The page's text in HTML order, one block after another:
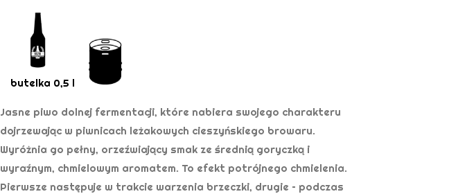
butelka 0,5 l
Jasne piwo dolnej fermentacji, które nabiera swojego charakteru
dojrzewając w piwnicach leżakowych cieszyńskiego browaru.
Wyróżnia go pełny, orzeźwiający smak ze średnią goryczką i
wyraźnym, chmielowym aromatem. To efekt potrójnego chmielenia.
Pierwsze następuje w trakcie warzenia brzeczki, drugie – podczas